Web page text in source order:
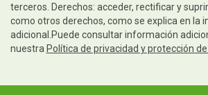
terceros. Derechos: acceder, rectificar y
como otros derechos, como se explica en la
adicional.Puede consultar información
nuestra Política de privacidad y protección